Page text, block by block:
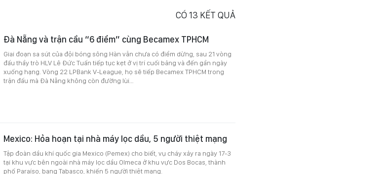
CÓ 13 KẾT QUẢ
Đà Nẵng và trận cầu “6 điểm” cùng Becamex TPHCM
Giai đoạn sa sút của đội bóng sông Hàn vẫn chưa có điểm dừng, sau 21 vòng
đấu thầy trò HLV Lê Đức Tuấn tiếp tục kẹt ở vị trí cuối bảng và đến gần ngày
xuống hạng. Vòng 22 LPBank V-League, họ sẽ tiếp Becamex TPHCM trong
trận đấu mà Đà Nẵng không còn đường lùi…
Mexico: Hỏa hoạn tại nhà máy lọc dầu, 5 người thiệt mạng
Tập đoàn dầu khí quốc gia Mexico (Pemex) cho biết, vụ cháy xảy ra ngày 17-3
tại khu vực bên ngoài nhà máy lọc dầu Olmeca ở khu vực Dos Bocas, thành
phố Paraíso, bang Tabasco, khiến 5 người thiệt mạng.